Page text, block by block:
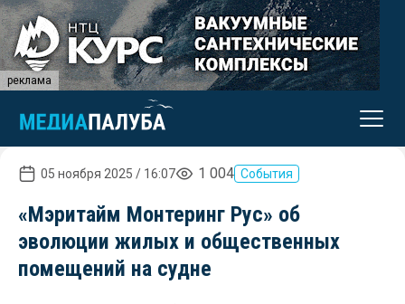
реклама
05 ноября 2025 / 16:07 1 004 События
«Мэритайм Монтеринг Рус» об
эволюции жилых и общественных
помещений на судне